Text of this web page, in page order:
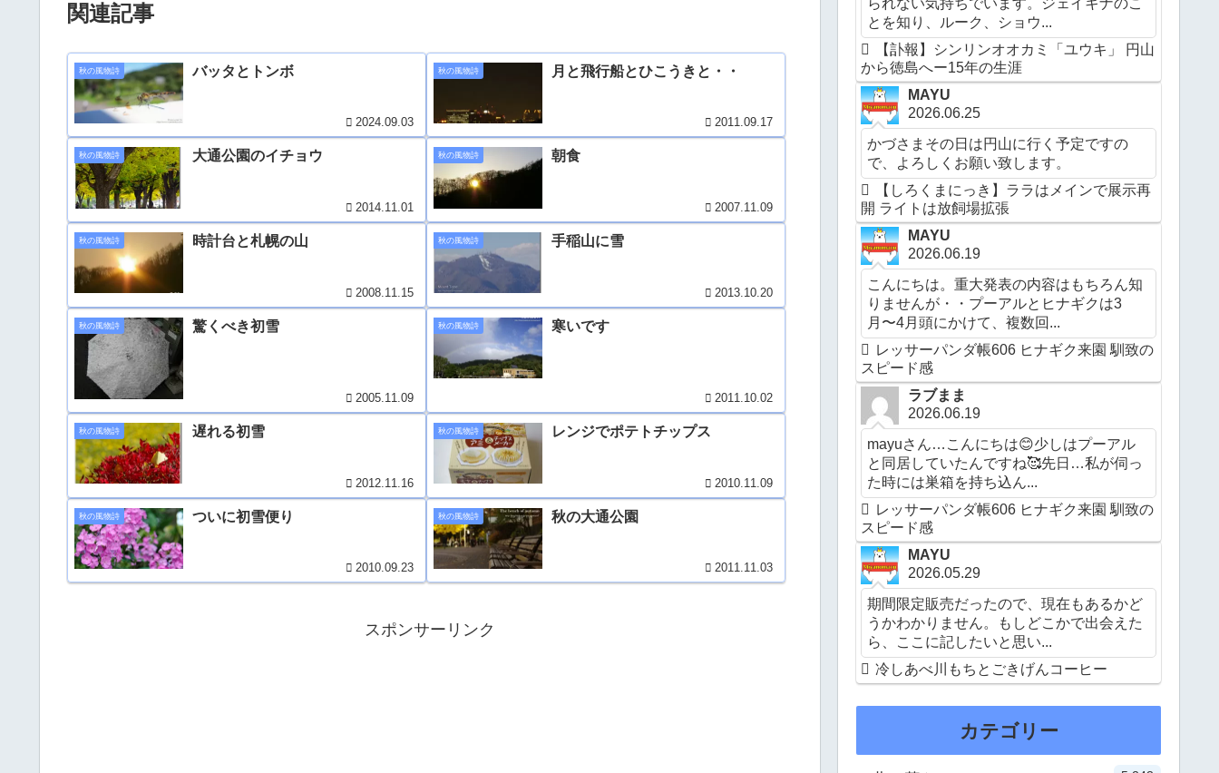
関連記事
秋の風物詩 バッタとトンボ
2024.09.03
秋の風物詩 月と飛行船とひこうきと・・
2011.09.17
秋の風物詩 大通公園のイチョウ
2014.11.01
秋の風物詩 朝食
2007.11.09
秋の風物詩 時計台と札幌の山
2008.11.15
秋の風物詩 手稲山に雪
2013.10.20
秋の風物詩 驚くべき初雪
2005.11.09
秋の風物詩 寒いです
2011.10.02
秋の風物詩 遅れる初雪
2012.11.16
秋の風物詩 レンジでポテトチップス
2010.11.09
秋の風物詩 ついに初雪便り
2010.09.23
秋の風物詩 秋の大通公園
2011.11.03
スポンサーリンク
とを知り、ルーク、ショウ...
【訃報】シンリンオオカミ「ユウキ」 円山
から徳島へー15年の生涯
MAYU
2026.06.25
かづさまその日は円山に行く予定ですの
で、よろしくお願い致します。
【しろくまにっき】ララはメインで展示再
開 ライトは放飼場拡張
MAYU
2026.06.19
こんにちは。重大発表の内容はもちろん知
りませんが・・プーアルとヒナギクは3
月〜4月頭にかけて、複数回...
レッサーパンダ帳606 ヒナギク来園 馴致の
スピード感
ラブまま
2026.06.19
mayuさん…こんにちは😊少しはプーアル
と同居していたんですね🥰先日…私が伺っ
た時には巣箱を持ち込ん...
レッサーパンダ帳606 ヒナギク来園 馴致の
スピード感
MAYU
2026.05.29
期間限定販売だったので、現在もあるかど
うかわかりません。もしどこかで出会えた
ら、ここに記したいと思い...
冷しあべ川もちとごきげんコーヒー
カテゴリー